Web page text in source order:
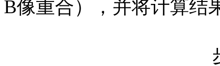
B像重合），并将计算结